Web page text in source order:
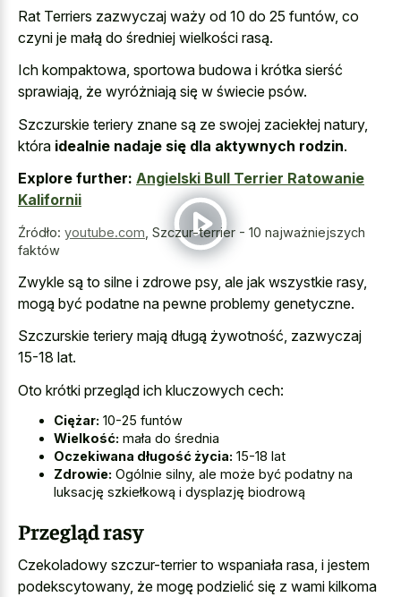
Rat Terriers zazwyczaj waży od 10 do 25 funtów, co
czyni je małą do średniej wielkości rasą.
Ich kompaktowa, sportowa budowa i krótka sierść
sprawiają, że wyróżniają się w świecie psów.
Szczurskie teriery znane są ze swojej zaciekłej natury,
która idealnie nadaje się dla aktywnych rodzin.
Explore further: Angielski Bull Terrier Ratowanie
Kalifornii
Źródło: youtube.com Szczur-terrier - 10 najważniejszych
faktów
Zwykle są to silne i zdrowe psy, ale jak wszystkie rasy,
mogą być podatne na pewne problemy genetyczne.
Szczurskie teriery mają długą żywotność, zazwyczaj
15-18 lat.
Oto krótki przegląd ich kluczowych cech:
Ciężar: 10-25 funtów
Wielkość: mała do średnia
Oczekiwana długość życia: 15-18 lat
Zdrowie: Ogólnie silny, ale może być podatny na
luksację szkiełkową i dysplazję biodrową
Przegląd rasy
Czekoladowy szczur-terrier to wspaniała rasa, i jestem
podekscytowany, że mogę podzielić się z wami kilkoma